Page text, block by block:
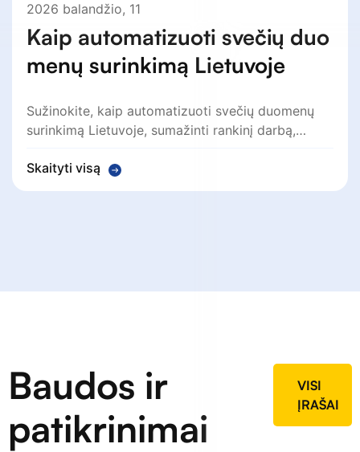
2026 balandžio, 11
Kaip automatizuoti svečių duo
menų surinkimą Lietuvoje
Sužinokite, kaip automatizuoti svečių duomenų
surinkimą Lietuvoje, sumažinti rankinį darbą,…
Skaityti visą
Baudos ir
patikrinimai​
VISI
ĮRAŠAI